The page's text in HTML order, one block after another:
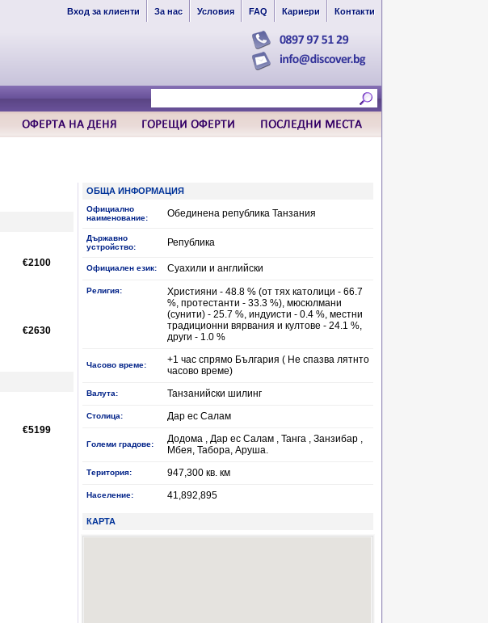
Вход за клиенти За нас Условия FAQ Кариери Контакти
€2100
€2630
€5199
ОБЩА ИНФОРМАЦИЯ
Официално
наименование:
Обединена република Танзания
Държавно
устройство:
Република
Официален език: Суахили и английски
Религия:
Християни - 48.8 % (от тях католици - 66.7
%, протестанти - 33.3 %), мюсюлмани
(сунити) - 25.7 %, индуисти - 0.4 %, местни
традиционни вярвания и култове - 24.1 %,
други - 1.0 %
Часово време:
+1 час спрямо България ( Не спазва лятнто
часово време)
Валута: Танзанийски шилинг
Столица: Дар ес Салам
Големи градове:
Додома , Дар ес Салам , Танга , Занзибар ,
Мбея, Табора, Аруша.
Територия: 947,300 кв. км
Население: 41,892,895
КАРТА